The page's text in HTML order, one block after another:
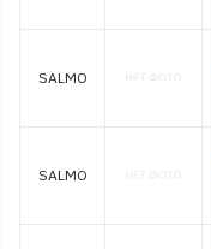
SALMO
SALMO